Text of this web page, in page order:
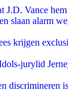
J.D. Vance
slaan alarm
krijgen
jurylid
discrimineren